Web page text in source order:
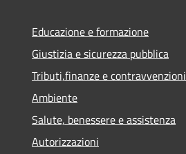
Educazione e formazione
Giustizia e sicurezza pubblica
Tributi,finanze e contravvenzioni
Ambiente
Salute, benessere e assistenza
Autorizzazioni